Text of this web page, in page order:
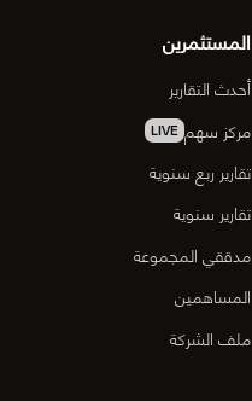
المستثمرين
أحدث التقارير
مركز سهم LIVE
تقارير ربع سنوية
تقارير سنوية
مدققي المجموعة
المساهمين
ملف الشركة